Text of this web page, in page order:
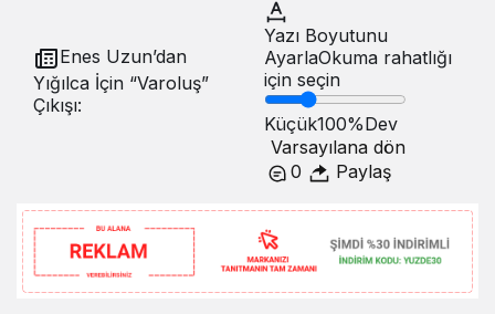
Enes Uzun’dan
Yığılca İçin “Varoluş”
Çıkışı:
Yazı Boyutunu
AyarlaOkuma rahatlığı
için seçin
Küçük100%Dev
Varsayılana dön
0
Paylaş